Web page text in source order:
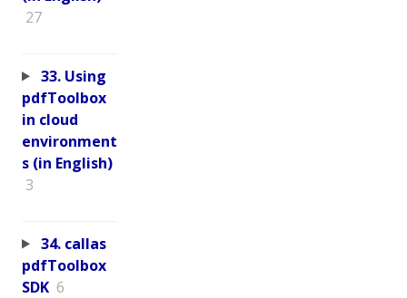
27
33. Using
pdfToolbox
in cloud
environment
s (in English)
3
34. callas
pdfToolbox
SDK 6